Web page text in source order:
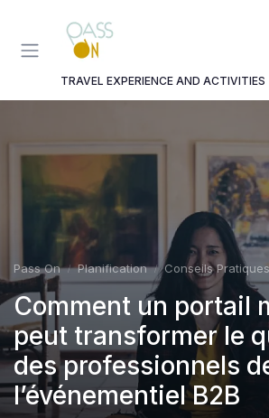
TRAVEL EXPERIENCE AND ACTIVITIES
Pass On Planification Conseils Pratiques
Comment un portail
peut transformer le
des professionnels
l’événementiel B2B